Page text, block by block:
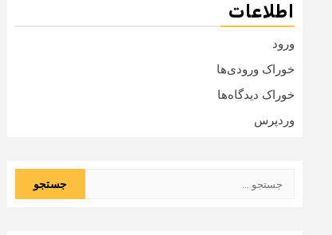
اطلاعات
ورود
خوراک ورودی‌ها
خوراک دیدگاه‌ها
وردپرس